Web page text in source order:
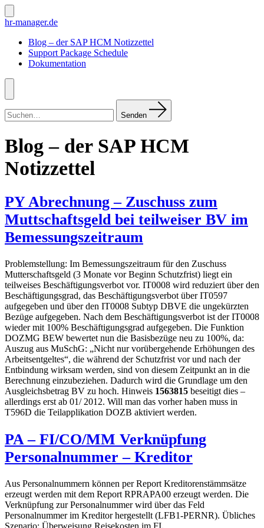
Zum
Inhalt
Suche
ein-/ausblenden
hr-manager.de
Blog – der SAP HCM Notizzettel
Support Package Schedule
Dokumentation
Menü
nach:
Senden
Blog – der SAP HCM
Notizzettel
PY Abrechnung – Zuschuss zum
Muttschaftsgeld bei teilweiser BV im
Bemessungszeitraum
Problemstellung: Im Bemessungszeitraum für den Zuschuss
Mutterschaftsgeld (3 Monate vor Beginn Schutzfrist) liegt ein
teilweises Beschäftigungsverbot vor. IT0008 wird reduziert über den
Beschäftigungsgrad, das Beschäftigungsverbot über IT0597
aufgegeben und über den IT0008 Subtyp DBVE die ungekürzten
Bezüge aufgegeben. Nach dem Beschäftigungsverbot ist der IT0008
wieder mit 100% Beschäftigungsgrad aufgegeben. Die Funktion
DOZMG BEW bewertet nun die Basisbezüge neu zu 100%, da:
Auszug aus MuSchG: „Nicht nur vorübergehende Erhöhungen des
Arbeitsentgeltes“, die während der Schutzfrist vor und nach der
Entbindung wirksam werden, sind von diesem Zeitpunkt an in die
Berechnung einzubeziehen. Dadurch wird die Grundlage um den
Ausgleichsbetrag BV zu hoch. Hinweis 1563815 beseitigt dies –
allerdings erst ab 01/ 2012. Will man das vorher haben muss in
T596D die Teilapplikation DOZB aktiviert werden.
PA – FI/CO/MM Verknüpfung
Personalnummer – Kreditor
Aus Personalnummern können per Report Kreditorenstämmsätze
erzeugt werden mit dem Report RPRAPA00 erzeugt werden. Die
Verknüpfung zur Personalnummer wird über das Feld
Personalnummer im Kreditor hergestellt (LFB1-PERNR). Übliches